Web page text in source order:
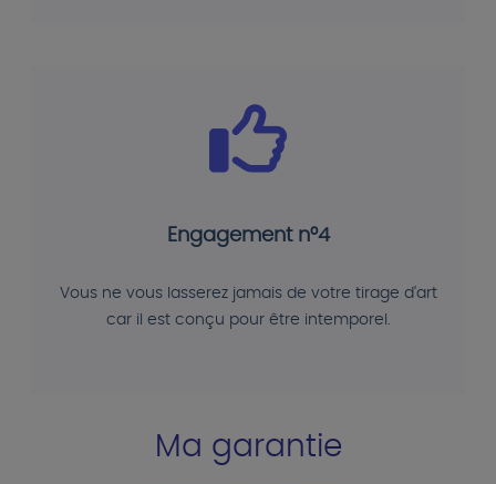
Engagement n°4
Vous ne vous lasserez jamais de votre tirage d'art
car il est conçu pour être intemporel.
Ma garantie